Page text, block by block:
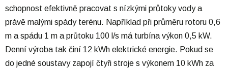
schopnost efektivně pracovat s nízkými průtoky vody a
právě malými spády terénu. Například při průměru rotoru 0,6
m a spádu 1 m a průtoku 100 l/s má turbína výkon 0,5 kW.
Denní výroba tak činí 12 kWh elektrické energie. Pokud se
do jedné soustavy zapojí čtyři stroje s výkonem 10 kWh za